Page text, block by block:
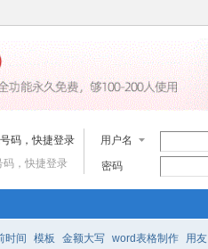
用户名
密码
码，快捷登录
时间 模板 金额大写 word表格制作 用友